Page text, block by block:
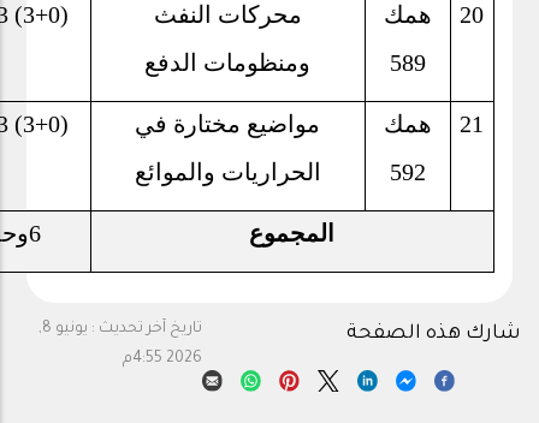
20
همك
589
محركات النفث
ومنظومات الدفع
(3+0)
21
همك
592
مواضيع مختارة في
الحراريات والموائع
(3+0)
المجموع 6
تاريخ آخر تحديث :
يونيو 8,
2026 4:55م
شارك هذه الصفحة